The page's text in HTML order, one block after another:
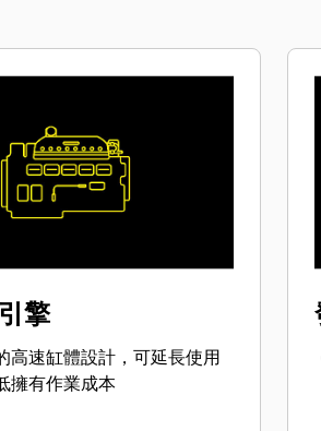
擎
高速缸體設計，可延長使用
擁有作業成本